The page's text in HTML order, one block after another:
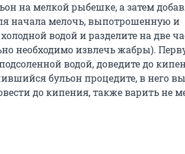
на мелкой рыбешке, а затем
начала мелочь, выпотрошенную и
водой и разделите на две
необходимо извлечь жабры).
водой, доведите до
бульон процедите, в него
до кипения, также варить не